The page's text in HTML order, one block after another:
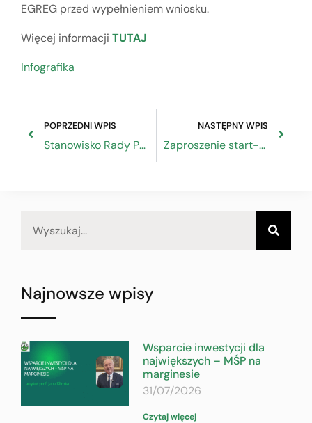
EGREG przed wypełnieniem wniosku.
Więcej informacji TUTAJ
Infografika
POPRZEDNI WPIS
Stanowisko Rady Przedsiębiorczości ws. planów wprowadzenia konfiskaty prewencyjnej
NASTĘPNY WPIS
Zaproszenie start-upów i MŚP do udziału w projekcie BlockStart
Najnowsze wpisy
Wsparcie inwestycji dla
największych – MŚP na
marginesie
31/07/2026
Czytaj więcej